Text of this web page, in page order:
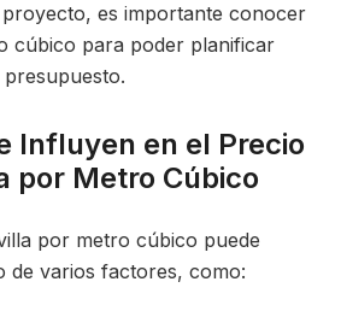
es importante conocer
cúbico para poder planificar
Influyen en el Precio
por Metro Cúbico
por metro cúbico puede
de varios factores, como: